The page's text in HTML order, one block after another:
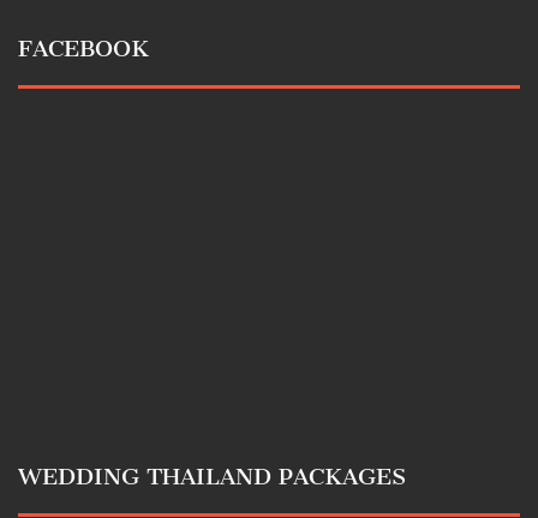
FACEBOOK
WEDDING THAILAND PACKAGES